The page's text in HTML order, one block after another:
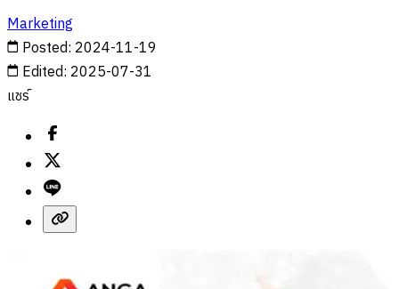
Marketing
Posted: 2024-11-19
Edited: 2025-07-31
แชร์